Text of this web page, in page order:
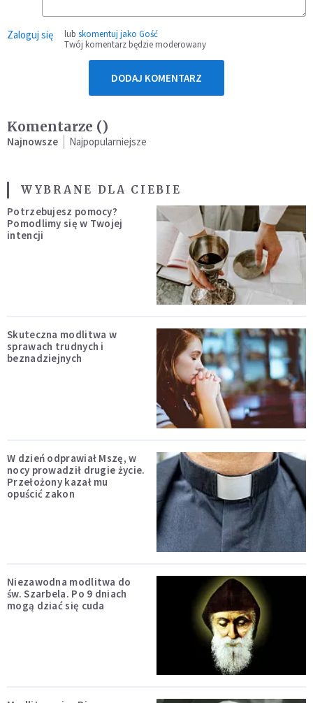
Zaloguj się lub skomentuj jako Gość
Twój komentarz będzie moderowany
DODAJ KOMENTARZ
Komentarze ()
Najnowsze Najpopularniejsze
WYBRANE DLA CIEBIE
Potrzebujesz pomocy?
Pomodlimy się w Twojej
intencji
Skuteczna modlitwa w
sprawach trudnych i
beznadziejnych
W dzień odprawiał Mszę, w
nocy prowadził drugie życie.
Przełożony kazał mu
opuścić zakon
Niezawodna modlitwa do
św. Szarbela. Po 9 dniach
mogą dziać się cuda